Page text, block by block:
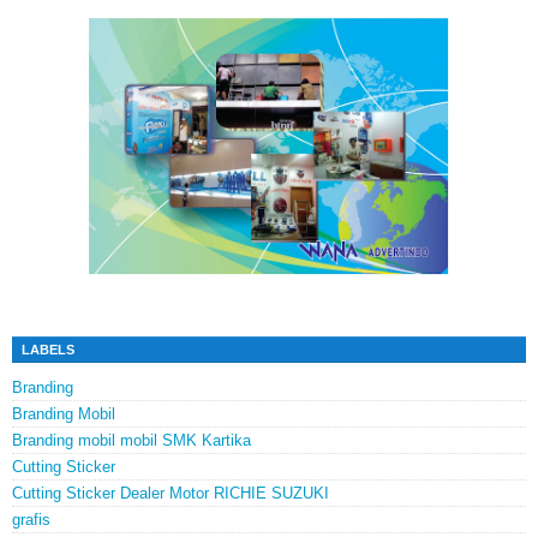
LABELS
Branding
Branding Mobil
Branding mobil mobil SMK Kartika
Cutting Sticker
Cutting Sticker Dealer Motor RICHIE SUZUKI
grafis